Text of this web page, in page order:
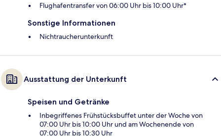
Flughafentransfer von 06:00 Uhr bis 10:00 Uhr*
Sonstige Informationen
Nichtraucherunterkunft
Ausstattung der Unterkunft
Speisen und Getränke
Inbegriffenes Frühstücksbuffet unter der Woche von
07:00 Uhr bis 10:00 Uhr und am Wochenende von
07:00 Uhr bis 10:30 Uhr